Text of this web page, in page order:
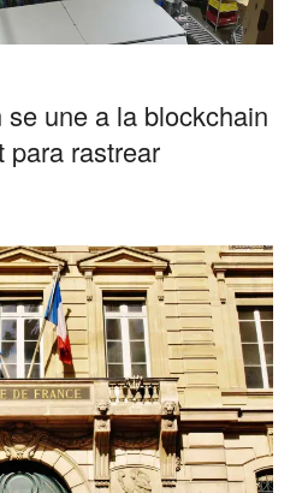
une a la blockchain
para rastrear